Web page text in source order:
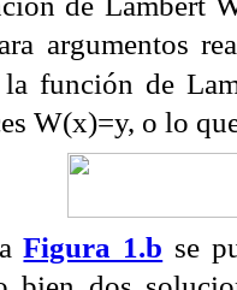
argumentos
función de
W(x)=y, o lo
Figura 1.b se